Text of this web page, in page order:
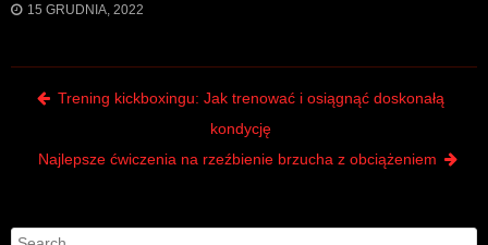
15 GRUDNIA, 2022
Post navigation
Trening kickboxingu: Jak trenować i osiągnąć doskonałą
kondycję
Najlepsze ćwiczenia na rzeźbienie brzucha z obciążeniem